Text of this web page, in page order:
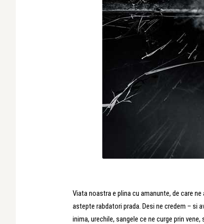
Viata noastra e plina cu amanunte, de care
astepte rabdatori prada. Desi ne credem – si
inima, urechile, sangele ce ne curge prin